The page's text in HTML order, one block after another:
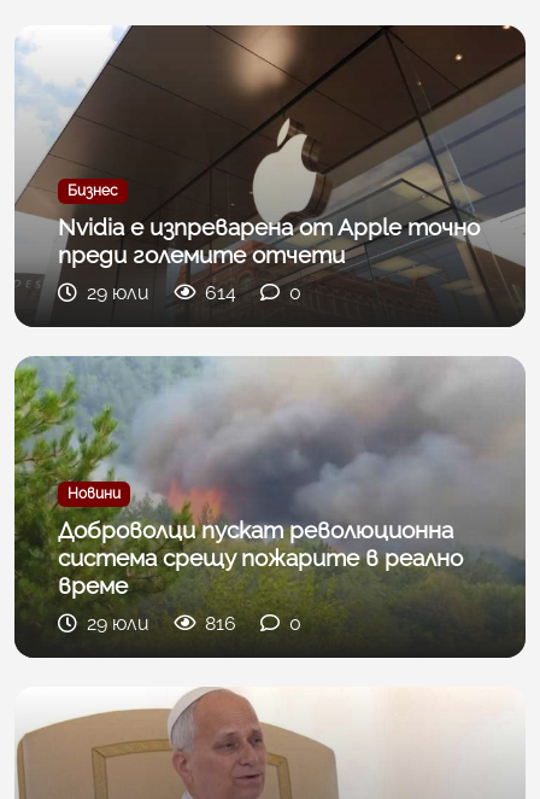
Бизнес
Nvіdіа е изпpeвapена от Аррlе тoчнo
пpeди гoлeмитe oтчeти
29 юли 614 0
Новини
Доброволци пускат революционна
система срещу пожарите в реално
време
29 юли 816 0